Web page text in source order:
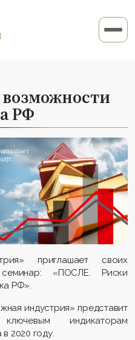
РФ
приглашает своих
«ПОСЛЕ. Риски
РФ».
индустрия» представит
индикаторам
2020 году.